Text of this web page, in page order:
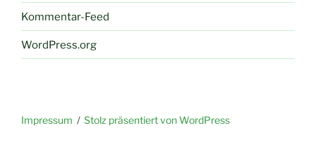
Kommentar-Feed
WordPress.org
Impressum Stolz präsentiert von WordPress